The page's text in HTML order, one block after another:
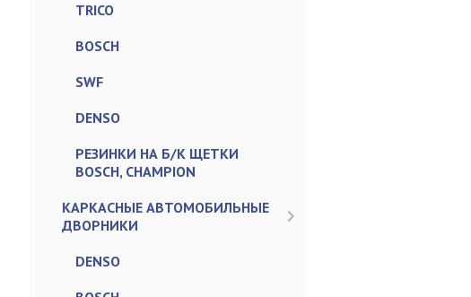
TRICO
BOSCH
SWF
DENSO
РЕЗИНКИ НА Б/К ЩЕТКИ
BOSCH, CHAMPION
КАРКАСНЫЕ АВТОМОБИЛЬНЫЕ
ДВОРНИКИ
DENSO